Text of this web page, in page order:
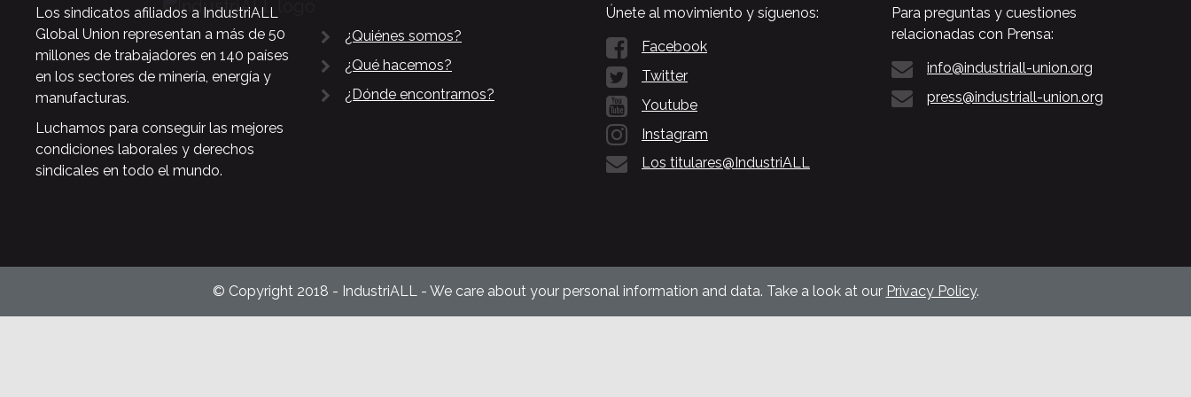
Los sindicatos afiliados a IndustriALL
Global Union representan a más de 50
millones de trabajadores en 140 países
en los sectores de minería, energía y
manufacturas.
Luchamos para conseguir las mejores
condiciones laborales y derechos
sindicales en todo el mundo.
¿Quiénes somos?
¿Qué hacemos?
¿Dónde encontrarnos?
Únete al movimiento y síguenos:
Facebook
Twitter
Youtube
Instagram
Los titulares@IndustriALL
Para preguntas y cuestiones
relacionadas con Prensa:
info@industriall-union.org
press@industriall-union.org
© Copyright 2018 - IndustriALL - We care about your personal information and data. Take a look at our Privacy Policy.